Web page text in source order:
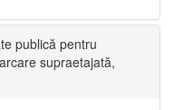
publică pentru
supraetajată,